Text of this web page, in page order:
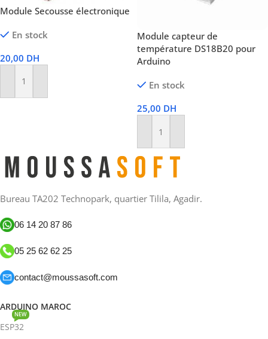
Module Secousse électronique
En stock
20,00 DH
Ajouter Au Panier
Module capteur de
température DS18B20 pour
Arduino
En stock
25,00 DH
Ajouter Au Panier
Bureau TA202 Technopark, quartier Tilila, Agadir.
06 14 20 87 86
05 25 62 62 25
contact@moussasoft.com
ARDUINO MAROC
ESP32
NEW